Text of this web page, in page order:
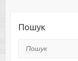
Пошук
Пошук